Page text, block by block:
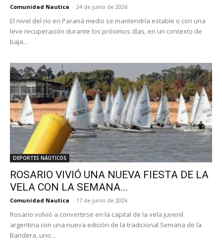
Comunidad Nautica - 24 de junio de 2026
El nivel del río en Paraná medio se mantendría estable o con una
leve recuperación durante los próximos días, en un contexto de
baja...
DEPORTES NÁUTICOS
ROSARIO VIVIÓ UNA NUEVA FIESTA DE LA
VELA CON LA SEMANA...
Comunidad Nautica - 17 de junio de 2026
Rosario volvió a convertirse en la capital de la vela juvenil
argentina con una nueva edición de la tradicional Semana de la
Bandera, uno...